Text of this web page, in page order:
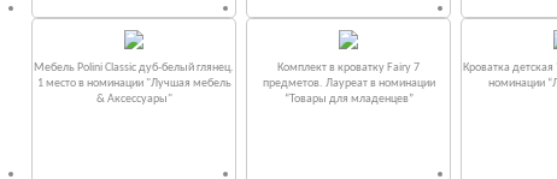
Мебель Polini Classic дуб-белый глянец.
1 место в номинации "Лучшая мебель
& Аксессуары"
Комплект в кроватку Fаiry 7
предметов. Лауреат в номинации
“Товары для младенцев”
Кроватка
номинации